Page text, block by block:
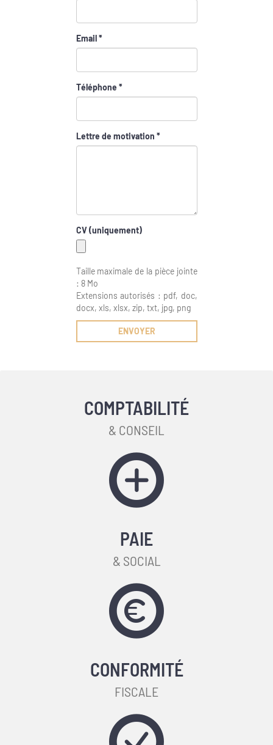
Email *
Téléphone *
Lettre de motivation *
CV (uniquement)
Taille maximale de la pièce jointe
: 8 Mo
Extensions autorisés : pdf, doc,
docx, xls, xlsx, zip, txt, jpg, png
COMPTABILITÉ
& CONSEIL
PAIE
& SOCIAL
CONFORMITÉ
FISCALE